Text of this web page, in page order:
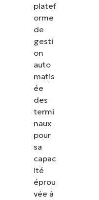
platef
orme
de
gesti
on
auto
matis
ée
des
termi
naux
pour
sa
capac
ité
éprou
vée à